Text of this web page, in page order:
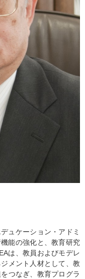
ュケーション・アドミ
能の強化と、教育研究
は、教員およびモデレ
メント人材として、教
つなぎ、教育プログラ